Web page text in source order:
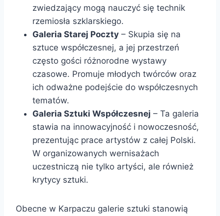
zwiedzający mogą nauczyć się technik
rzemiosła szklarskiego.
Galeria Starej Poczty – Skupia się na
sztuce współczesnej, a jej przestrzeń
często gości różnorodne wystawy
czasowe. Promuje młodych twórców oraz
ich odważne podejście do współczesnych
tematów.
Galeria Sztuki Współczesnej – Ta galeria
stawia na innowacyjność i nowoczesność,
prezentując prace artystów z całej Polski.
W organizowanych wernisażach
uczestniczą nie tylko artyści, ale również
krytycy sztuki.
Obecne w Karpaczu galerie sztuki stanowią